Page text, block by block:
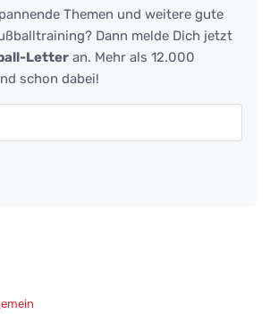
Themen und weitere gute
Dann melde Dich jetzt
Letter an. Mehr als 12.000
schon dabei!